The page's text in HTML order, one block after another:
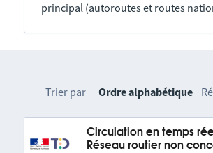
principal (autoroutes et routes
Trier par Ordre alphabétique
Circulation en temps
Réseau routier non